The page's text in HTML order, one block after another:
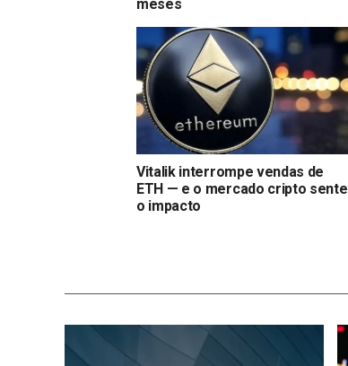
meses
Vitalik interrompe vendas de
ETH — e o mercado cripto sente
o impacto